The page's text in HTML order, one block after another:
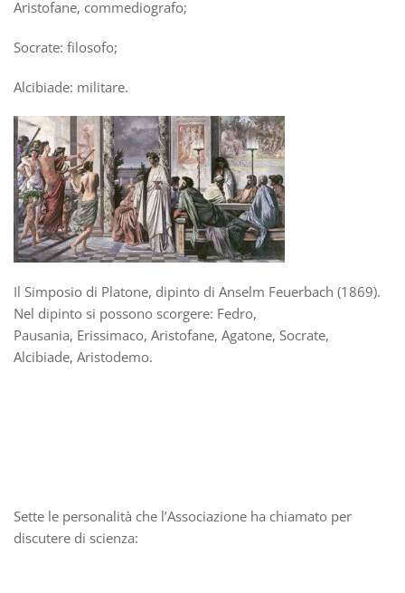
Aristofane, commediografo;
Socrate: filosofo;
Alcibiade: militare.
Il Simposio di Platone, dipinto di Anselm Feuerbach (1869).
Nel dipinto si possono scorgere: Fedro,
Pausania, Erissimaco, Aristofane, Agatone, Socrate,
Alcibiade, Aristodemo.
Sette le personalità che l’Associazione ha chiamato per
discutere di scienza: